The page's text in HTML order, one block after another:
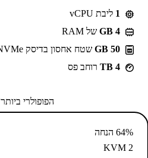
1 ליבת vCPU
GB 4 של RAM
50 GB
שטח אחסון בדיסק NVMe
4 TB
רוחב פס
הפופולרי ביותר
64% הנחה
KVM 2